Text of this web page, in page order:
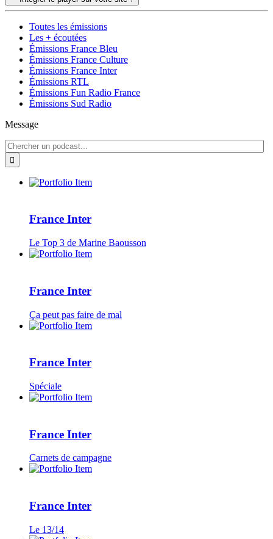
Toutes les émissions
Les + écoutées
Émissions France Bleu
Émissions France Culture
Émissions France Inter
Émissions RTL
Émissions Fun Radio France
Émissions Sud Radio
Message
France Inter
Le Top 3 de Marine Baousson
France Inter
Ça peut pas faire de mal
France Inter
Spéciale
France Inter
Carnets de campagne
France Inter
Le 13/14